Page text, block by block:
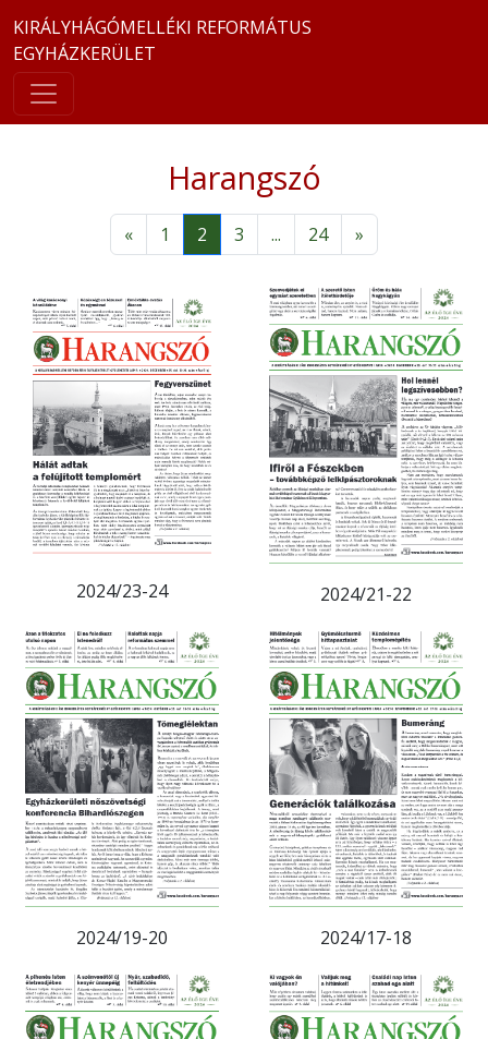
KIRÁLYHÁGÓMELLÉKI REFORMÁTUS
EGYHÁZKERÜLET
Harangszó
« 1 2 3 ... 24 »
2024/23-24 2024/21-22
2024/19-20 2024/17-18